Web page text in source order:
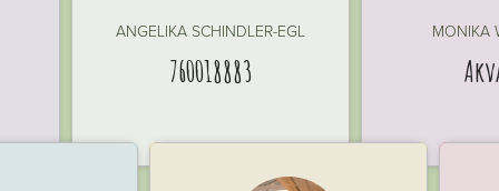
ANGELIKA SCHINDLER-EGL
760018883
MONIKA